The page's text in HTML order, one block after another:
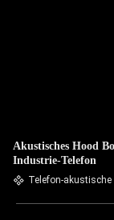
Akustisches Hood
Industrie-Telefon
Telefon-akustische